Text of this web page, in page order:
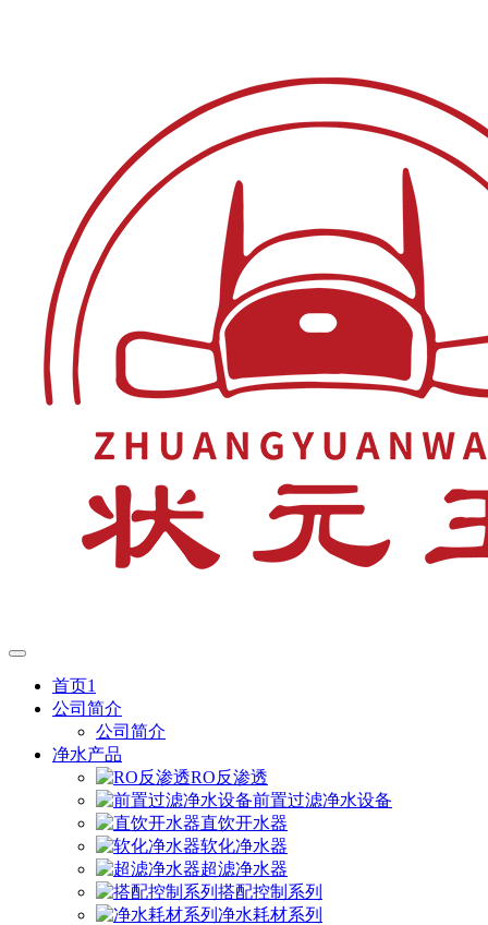
首页1
公司简介
公司简介
净水产品
RO反渗透
前置过滤净水设备
直饮开水器
软化净水器
超滤净水器
搭配控制系列
净水耗材系列